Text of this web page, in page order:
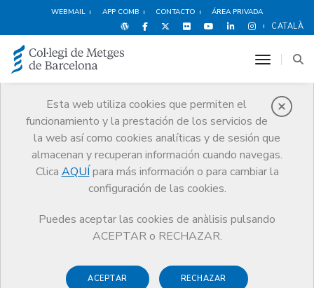
WEBMAIL APP COMB CONTACTO ÁREA PRIVADA
CATALÀ
Esta web utiliza cookies que permiten el
funcionamiento y la prestación de los servicios de
la web así como cookies analíticas y de sesión que
almacenan y recuperan información cuando navegas.
Clica AQUÍ para más información o para cambiar la
configuración de las cookies.
Puedes aceptar las cookies de anàlisis pulsando
ACEPTAR o RECHAZAR.
ACEPTAR RECHAZAR
toggle
Premios
El CoMB Guardonat Edició 2016
Guardonat Edició 2016